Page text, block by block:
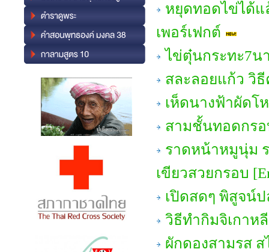
หยุดทอดไข่ได้แ
เพอร์เฟกต์
ไข่ตุ๋นกระทะ7น
สละลอยแก้ว วิ
เห็ดนางฟ้าผัดโ
สามชั้นทอดกร
ราดหน้าหมูนุ่ม
เขียวสวยกรอบ
เปิดสดๆ พิสูจน์
วิธีทำกิมจิเกาห
ผักดองสามรส